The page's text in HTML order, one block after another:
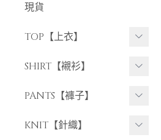
現貨
TOP【上衣】
短袖上衣
長袖上衣
SHIRT【襯衫】
短袖襯衫
長袖襯衫
PANTS【褲子】
長褲
KNIT【針織】